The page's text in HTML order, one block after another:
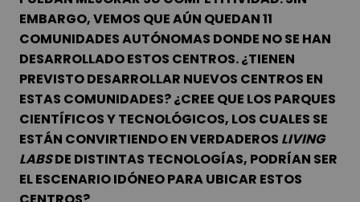
EMBARGO, VEMOS QUE AÚN QUEDAN 11
COMUNIDADES AUTÓNOMAS DONDE NO SE HAN
DESARROLLADO ESTOS CENTROS. ¿TIENEN
PREVISTO DESARROLLAR NUEVOS CENTROS EN
ESTAS COMUNIDADES? ¿CREE QUE LOS PARQUES
CIENTÍFICOS Y TECNOLÓGICOS, LOS CUALES SE
ESTÁN CONVIRTIENDO EN VERDADEROS LIVING
LABSDE DISTINTAS TECNOLOGÍAS, PODRÍAN SER
EL ESCENARIO IDÓNEO PARA UBICAR ESTOS